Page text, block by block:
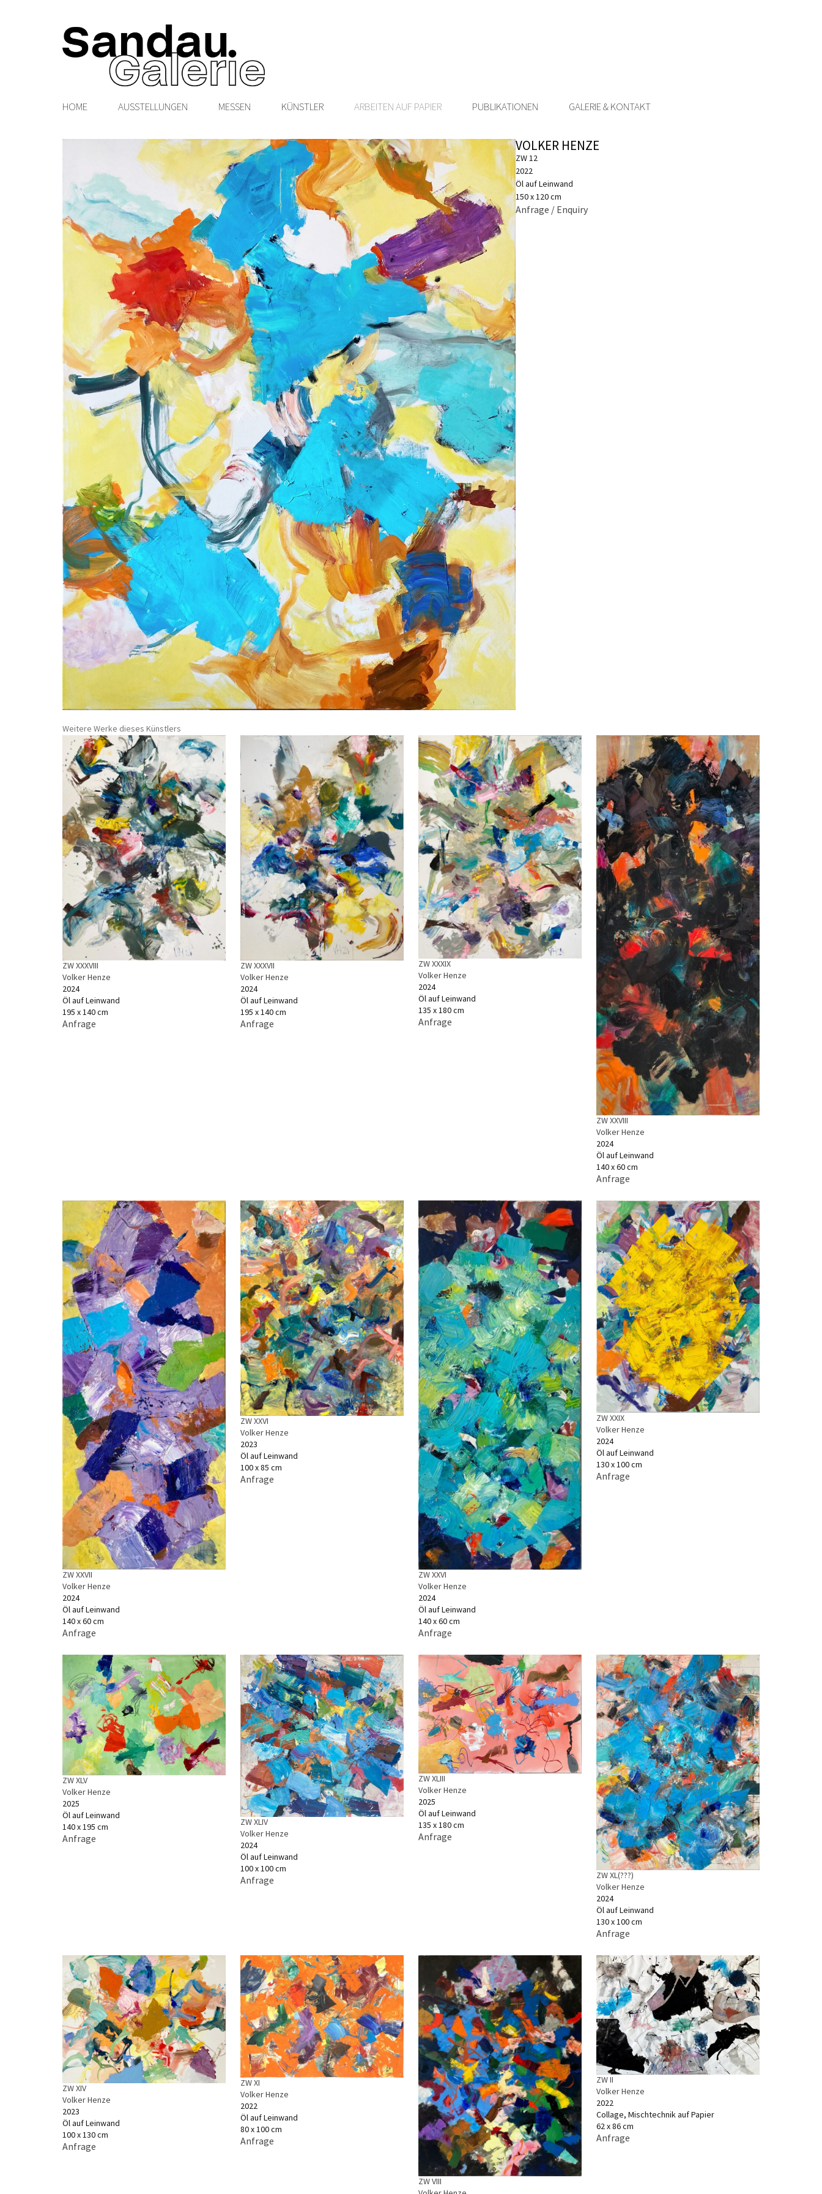
HOME AUSSTELLUNGEN MESSEN KÜNSTLER ARBEITEN AUF PAPIER PUBLIKATIONEN GALERIE & KONTAKT
VOLKER HENZE
ZW 12
2022
Öl auf Leinwand
150 x 120 cm
Anfrage / Enquiry
Weitere Werke dieses Künstlers
ZW XXXVIII
Volker Henze
2024
Öl auf Leinwand
195 x 140 cm
Anfrage
ZW XXXVII
Volker Henze
2024
Öl auf Leinwand
195 x 140 cm
Anfrage
ZW XXXIX
Volker Henze
2024
Öl auf Leinwand
135 x 180 cm
Anfrage
ZW XXVIII
Volker Henze
2024
Öl auf Leinwand
140 x 60 cm
Anfrage
ZW XXVII
Volker Henze
2024
Öl auf Leinwand
140 x 60 cm
Anfrage
ZW XXVI
Volker Henze
2023
Öl auf Leinwand
100 x 85 cm
Anfrage
ZW XXVI
Volker Henze
2024
Öl auf Leinwand
140 x 60 cm
Anfrage
ZW XXIX
Volker Henze
2024
Öl auf Leinwand
130 x 100 cm
Anfrage
ZW XLV
Volker Henze
2025
Öl auf Leinwand
140 x 195 cm
Anfrage
ZW XLIV
Volker Henze
2024
Öl auf Leinwand
100 x 100 cm
Anfrage
ZW XLIII
Volker Henze
2025
Öl auf Leinwand
135 x 180 cm
Anfrage
ZW XL(???)
Volker Henze
2024
Öl auf Leinwand
130 x 100 cm
Anfrage
ZW XIV
Volker Henze
2023
Öl auf Leinwand
100 x 130 cm
Anfrage
ZW XI
Volker Henze
2022
Öl auf Leinwand
80 x 100 cm
Anfrage
ZW VIII
ZW II
Volker Henze
2022
Collage, Mischtechnik auf Papier
62 x 86 cm
Anfrage